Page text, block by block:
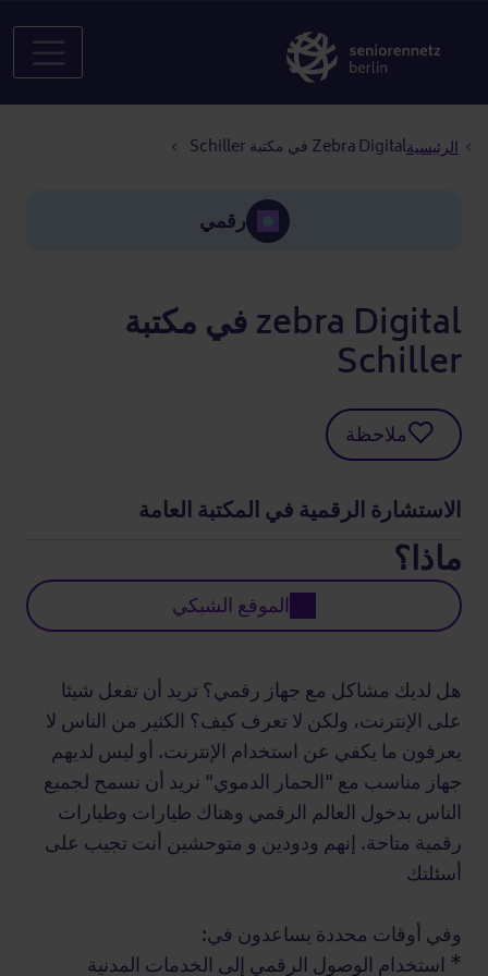
الرئيسيةZebra Digital في مكتبة Schiller
رقمي
zebra Digital في مكتبة
Schiller
ملاحظة
الاستشارة الرقمية في المكتبة العامة
ماذا؟
الموقع الشبكي
هل لديك مشاكل مع جهاز رقمي؟ تريد أن تفعل شيئا
على الإنترنت، ولكن لا تعرف كيف؟ الكثير من الناس لا
يعرفون ما يكفي عن استخدام الإنترنت. أو ليس لديهم
جهاز مناسب مع "الحمار الدموي" نريد أن نسمح لجميع
الناس بدخول العالم الرقمي وهناك طيارات وطيارات
رقمية متاحة. إنهم ودودين و متوحشين أنت تجيب على
أسئلتك
وفي أوقات محددة يساعدون في:
* استخدام الوصول الرقمي إلى الخدمات المدنية